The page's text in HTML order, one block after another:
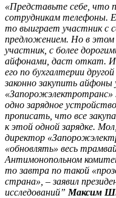
«Представьте себе, что
сотрудникам телефоны.
то выиграет участник с
предложением. Но в
участник, с более
айфонами, даст откат.
его по бухгалтерии
законно закупить
«Запорожэлектротранс»
одно зарядное
прописать, что все
к этой одной зарядке.
директор
«обновлять» весь
Антимонопольном
то завтра по такой
страна», – заявил
исследований” Максим